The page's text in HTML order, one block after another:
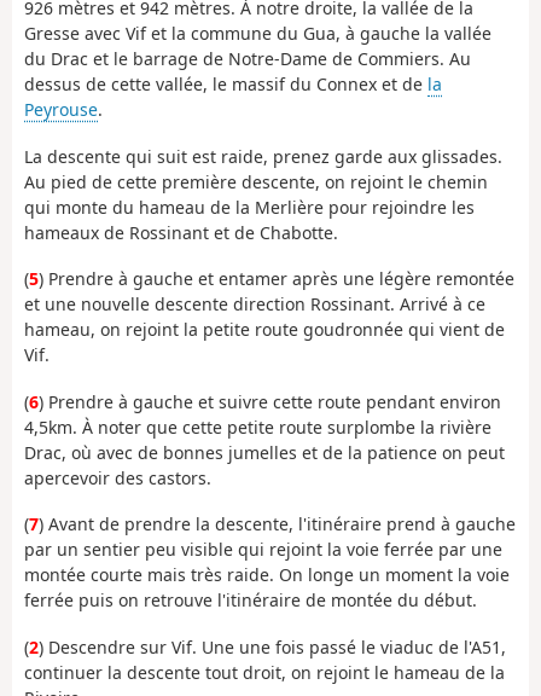
926 mètres et 942 mètres. À notre droite, la vallée de la
Gresse avec Vif et la commune du Gua, à gauche la vallée
du Drac et le barrage de Notre-Dame de Commiers. Au
dessus de cette vallée, le massif du Connex et de la
Peyrouse.
La descente qui suit est raide, prenez garde aux glissades.
Au pied de cette première descente, on rejoint le chemin
qui monte du hameau de la Merlière pour rejoindre les
hameaux de Rossinant et de Chabotte.
(5) Prendre à gauche et entamer après une légère remontée
et une nouvelle descente direction Rossinant. Arrivé à ce
hameau, on rejoint la petite route goudronnée qui vient de
Vif.
(6) Prendre à gauche et suivre cette route pendant environ
4,5km. À noter que cette petite route surplombe la rivière
Drac, où avec de bonnes jumelles et de la patience on peut
apercevoir des castors.
(7) Avant de prendre la descente, l'itinéraire prend à gauche
par un sentier peu visible qui rejoint la voie ferrée par une
montée courte mais très raide. On longe un moment la voie
ferrée puis on retrouve l'itinéraire de montée du début.
(2) Descendre sur Vif. Une une fois passé le viaduc de l'A51,
continuer la descente tout droit, on rejoint le hameau de la